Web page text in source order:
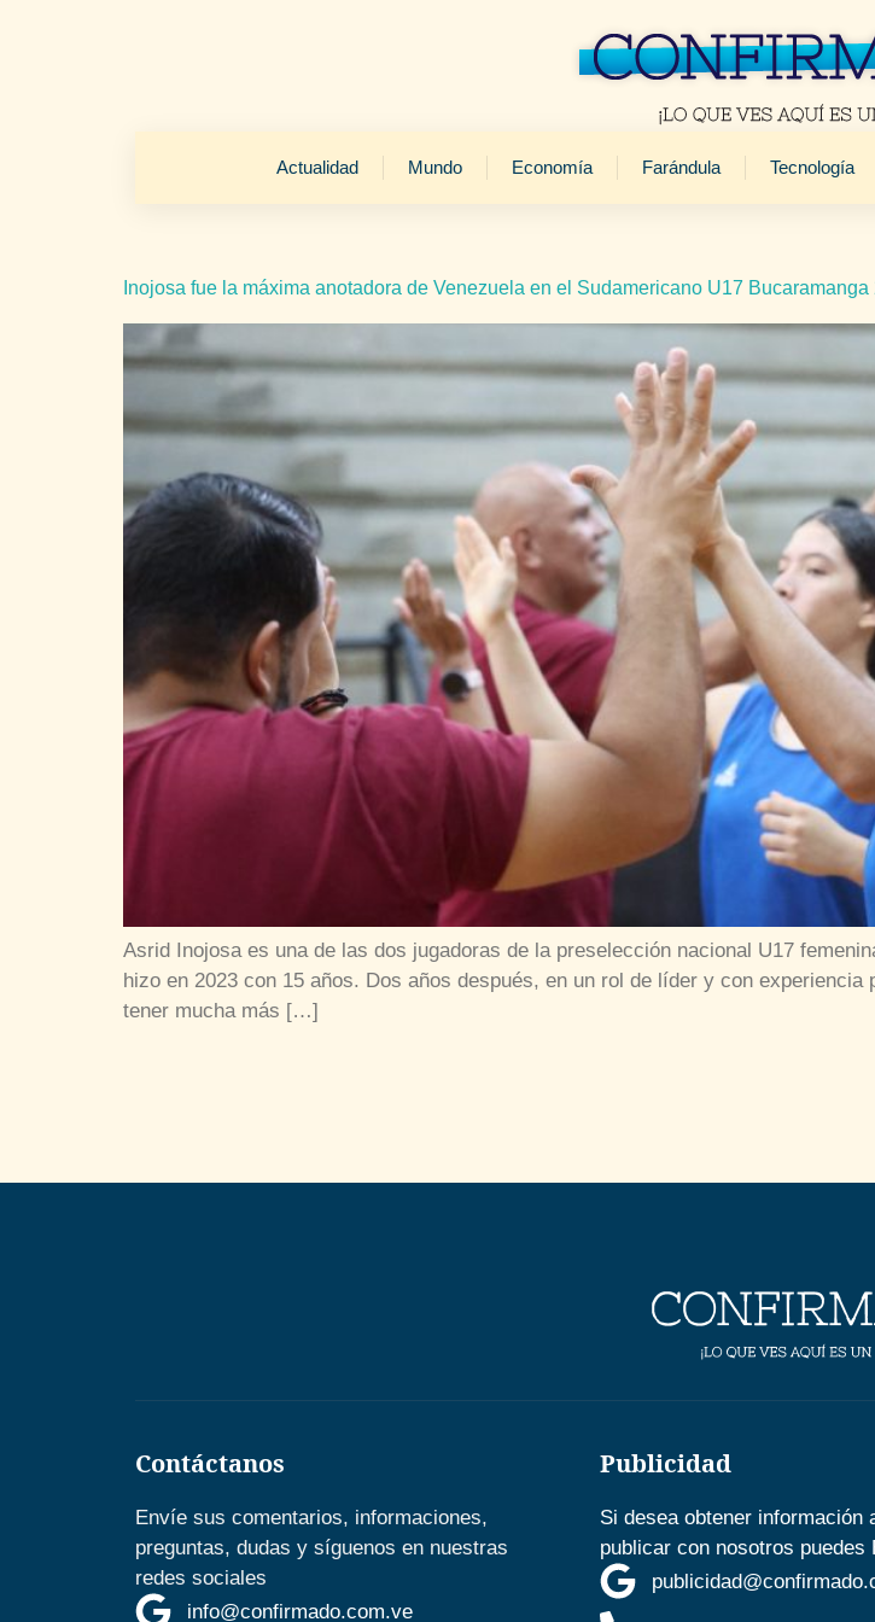
Actualidad Mundo Economía Farándula Tecnología
Inojosa fue la máxima anotadora de Venezuela en el Sudamericano U17 Bucaramanga
Asrid Inojosa es una de las dos jugadoras de la preselección nacional U17
hizo en 2023 con 15 años. Dos años después, en un rol de líder y con
tener mucha más […]
Contáctanos
Envíe sus comentarios, informaciones,
preguntas, dudas y síguenos en nuestras
redes sociales
info@confirmado.com.ve
Publicidad
Si desea obtener información
publicar con nosotros puedes